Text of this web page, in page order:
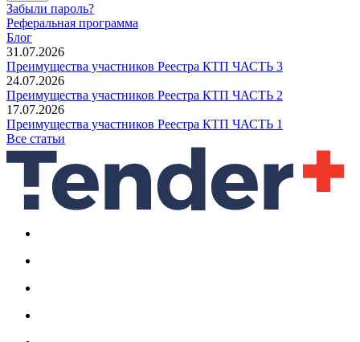
Забыли пароль?
Реферальная программа
Блог
31.07.2026
Преимущества участников Реестра КТП ЧАСТЬ 3
24.07.2026
Преимущества участников Реестра КТП ЧАСТЬ 2
17.07.2026
Преимущества участников Реестра КТП ЧАСТЬ 1
Все статьи